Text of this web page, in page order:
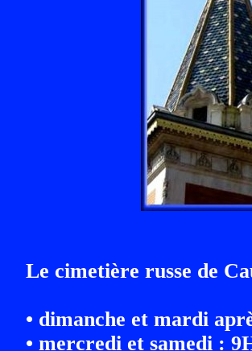
Le cimetière russe de
• dimanche et mardi
• mercredi et samedi :